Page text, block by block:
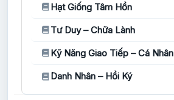
Hạt Giống Tâm Hồn
Tư Duy – Chữa Lành
Kỹ Năng Giao Tiếp – Cá Nhân
Danh Nhân – Hồi Ký